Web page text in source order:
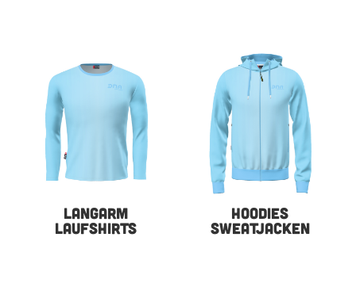
LANGARM
LAUFSHIRTS
HOODIES
SWEATJACKEN